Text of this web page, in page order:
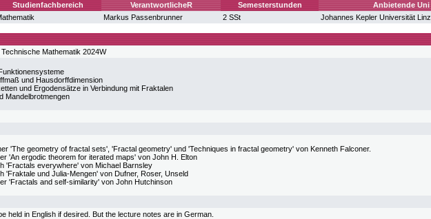
Studienfachbereich VerantwortlicheR Semesterstunden
Anbietende Uni
Markus Passenbrunner 2 SSt Johannes Kepler Universität Linz
Mathematik 2024W
und Hausdorffdimension
und Ergodensätze in Verbindung mit Fraktalen
Mandelbrotmengen
'The geometry of fractal sets', 'Fractal geometry' und 'Techniques in fractal geometry' von Kenneth Falconer.
'An ergodic theorem for iterated maps' von John H. Elton
'Fractals everywhere' von Michael Barnsley
'Fraktale und Julia-Mengen' von Dufner, Roser, Unseld
'Fractals and self-similarity' von John Hutchinson
held in English if desired. But the lecture notes are in German.